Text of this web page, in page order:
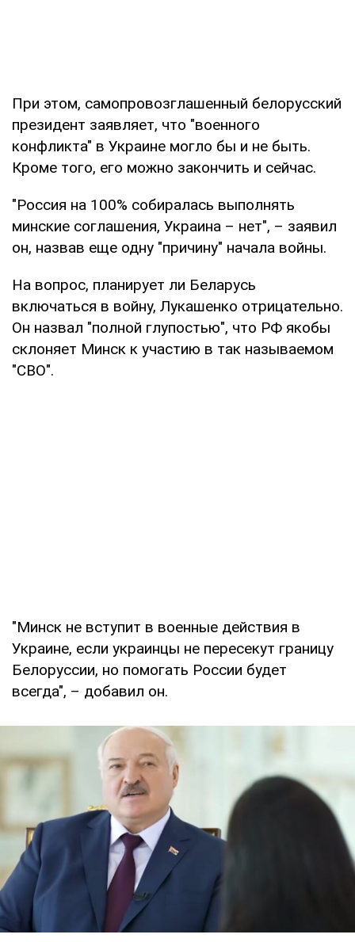
При этом, самопровозглашенный белорусский
президент заявляет, что "военного
конфликта" в Украине могло бы и не быть.
Кроме того, его можно закончить и сейчас.
"Россия на 100% собиралась выполнять
минские соглашения, Украина – нет", – заявил
он, назвав еще одну "причину" начала войны.
На вопрос, планирует ли Беларусь
включаться в войну, Лукашенко отрицательно.
Он назвал "полной глупостью", что РФ якобы
склоняет Минск к участию в так называемом
"СВО".
"Минск не вступит в военные действия в
Украине, если украинцы не пересекут границу
Белоруссии, но помогать России будет
всегда", – добавил он.